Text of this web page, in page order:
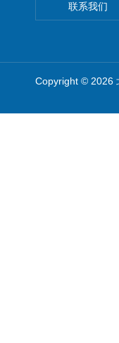
联系我们
Copyright © 2026